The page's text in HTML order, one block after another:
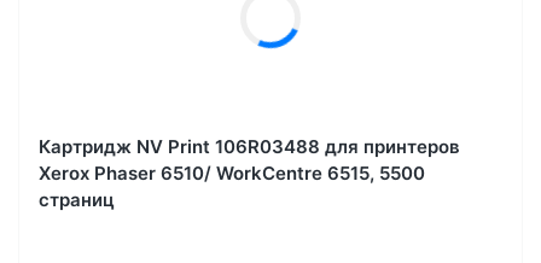
Картридж NV Print 106R03488 для принтеров
Xerox Phaser 6510/ WorkCentre 6515, 5500
страниц